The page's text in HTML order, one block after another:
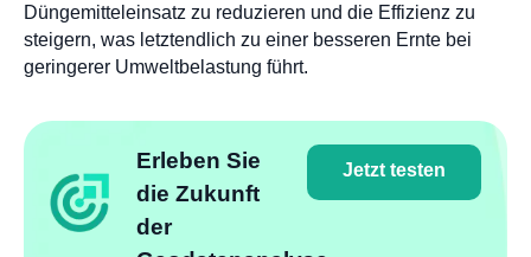
Düngemitteleinsatz zu reduzieren und die Effizienz zu
steigern, was letztendlich zu einer besseren Ernte bei
geringerer Umweltbelastung führt.
Erleben Sie
die Zukunft
der
Jetzt testen